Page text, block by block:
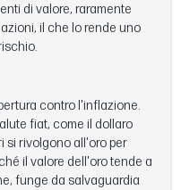
di valore, raramente
il che lo rende uno
contro l'inflazione.
fiat, come il dollaro
si rivolgono all'oro per
il valore dell'oro tende a
funge da salvaguardia